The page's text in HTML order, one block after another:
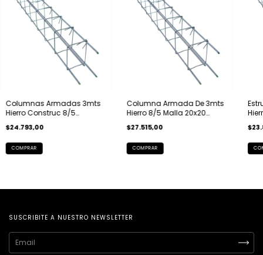
Columnas Armadas 3mts
Hierro Construc 8/5
$24.793,00
COMPRAR
Columna Armada De 3mts
Hierro 8/5 Malla 20x20
$27.515,00
SUSCRIBITE A NUESTRO NEWSLETTER